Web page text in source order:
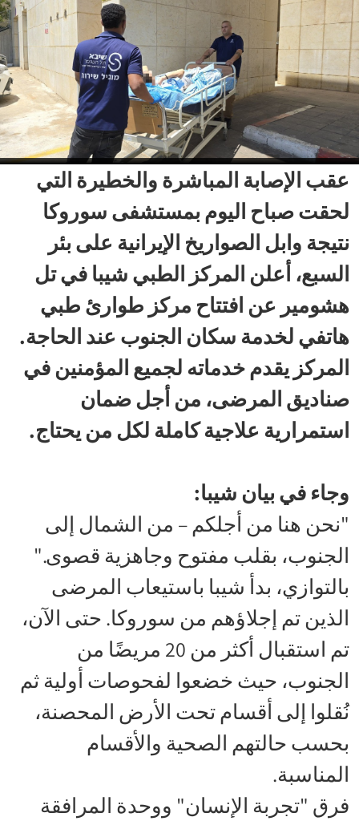
عقب الإصابة المباشرة والخطيرة التي
لحقت صباح اليوم بمستشفى سوروكا
نتيجة وابل الصواريخ الإيرانية على بئر
السبع، أعلن المركز الطبي شيبا في تل
هشومير عن افتتاح مركز طوارئ طبي
هاتفي لخدمة سكان الجنوب عند الحاجة.
المركز يقدم خدماته لجميع المؤمنين في
صناديق المرضى، من أجل ضمان
استمرارية علاجية كاملة لكل من يحتاج.
وجاء في بيان شيبا:
"نحن هنا من أجلكم – من الشمال إلى
الجنوب، بقلب مفتوح وجاهزية قصوى."
بالتوازي، بدأ شيبا باستيعاب المرضى
الذين تم إجلاؤهم من سوروكا. حتى الآن،
تم استقبال أكثر من 20 مريضًا من
الجنوب، حيث خضعوا لفحوصات أولية ثم
نُقلوا إلى أقسام تحت الأرض المحصنة،
بحسب حالتهم الصحية والأقسام
المناسبة.
فرق "تجربة الإنسان" ووحدة المرافقة